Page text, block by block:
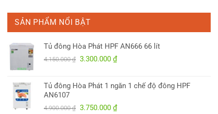
SẢN PHẨM NỔI BẬT
Tủ đông Hòa Phát HPF AN666 66 lít
4.150.000₫ Giá
4.150.000 ₫.
3.300.000 ₫Giá
là:
Tủ đông Hòa Phát 1 ngăn 1 chế độ đông HPF
AN6107
4.900.000₫ Giá
3.750.000 ₫Giá